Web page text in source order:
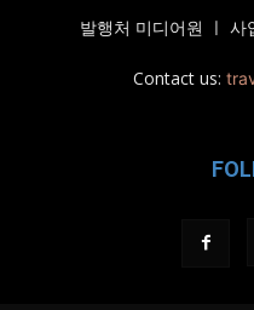
발행처 미디어원 ㅣ
Contact us: